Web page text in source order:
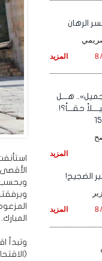
وبحسب
المبارك.
وتبدأ
الرهان
المزيد
هـــل
حقـــاً؟!
المزيد
الضجيج!
المزيد